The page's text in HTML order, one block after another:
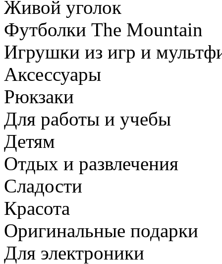
Живой уголок
Футболки The Mountain
Игрушки из игр и
Аксессуары
Рюкзаки
Для работы и учебы
Детям
Отдых и развлечения
Сладости
Красота
Оригинальные подарки
Для электроники